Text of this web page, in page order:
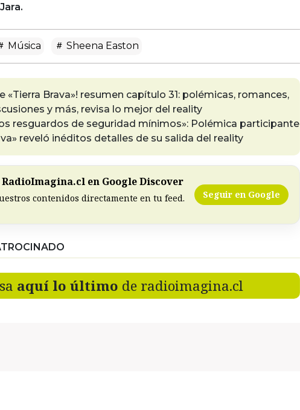
Música Sheena Easton
«Tierra Brava»! resumen capítulo 31: polémicas, romances,
y más, revisa lo mejor del reality
resguardos de seguridad mínimos»: Polémica participante
reveló inéditos detalles de su salida del reality
RadioImagina.cl en Google Discover
contenidos directamente en tu feed. Seguir en Google
aquí lo último de radioimagina.cl